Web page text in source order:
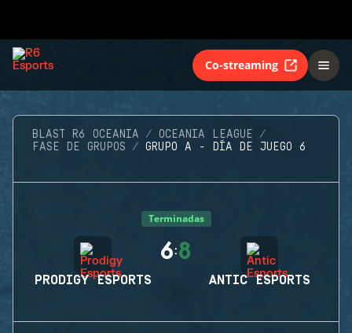
Co-streaming
BLAST R6 OCEANIA
OCEANIA LEAGUE
FASE DE GRUPOS
GRUPO A - DÍA DE JUEGO 6
Terminadas
PRODIGY ESPORTS
6:8
ANTIC ESPORTS